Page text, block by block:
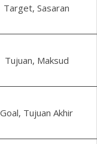
Target, Sasaran
Tujuan, Maksud
Goal, Tujuan Akhir